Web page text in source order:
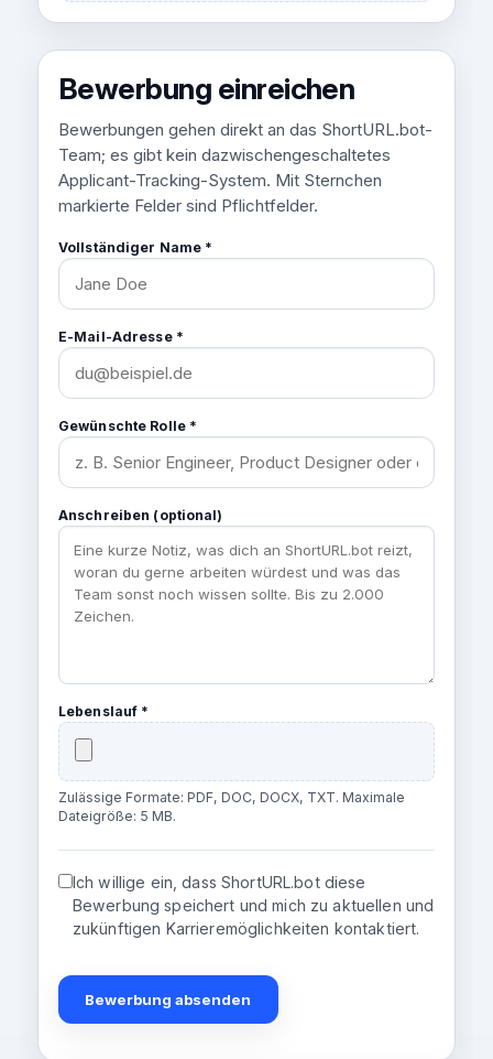
Bewerbung einreichen
Bewerbungen gehen direkt an das ShortURL.bot-
Team; es gibt kein dazwischengeschaltetes
Applicant-Tracking-System. Mit Sternchen
markierte Felder sind Pflichtfelder.
Vollständiger Name *
E-Mail-Adresse *
Gewünschte Rolle *
Anschreiben (optional)
Lebenslauf *
Zulässige Formate: PDF, DOC, DOCX, TXT. Maximale
Dateigröße: 5 MB.
Ich willige ein, dass ShortURL.bot diese
Bewerbung speichert und mich zu aktuellen und
zukünftigen Karrieremöglichkeiten kontaktiert.
Bewerbung absenden